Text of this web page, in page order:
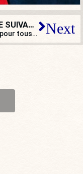
ARTICLE SUIVANT
La Manif pour tous rappelle que la dignité de la femme n’a pas de frontière Next